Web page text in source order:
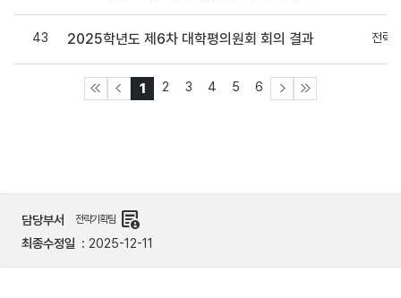
43 2025학년도 제6차 대학평의원회 회의 결과 전략
1 2 3 4 5 6
담당부서 전략기획팀 demography
최종수정일 2025-12-11